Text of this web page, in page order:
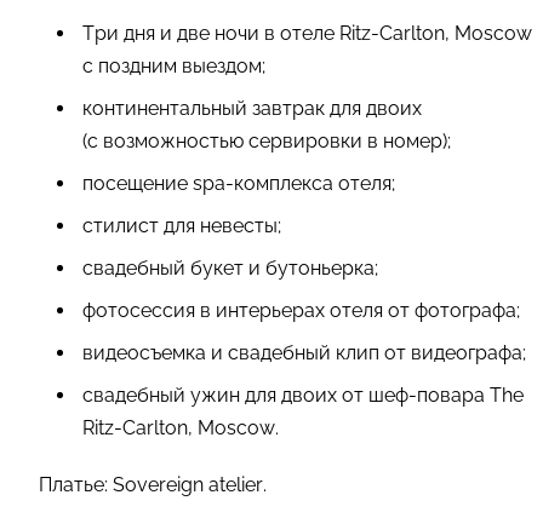
Три дня и две ночи в отеле Ritz-Carlton, Moscow
с поздним выездом;
континентальный завтрак для двоих
(с возможностью сервировки в номер);
посещение spa-комплекса отеля;
стилист для невесты;
свадебный букет и бутоньерка;
фотосессия в интерьерах отеля от фотографа;
видеосъемка и свадебный клип от видеографа;
свадебный ужин для двоих от шеф-повара The
Ritz-Carlton, Moscow.
Платье: Sovereign atelier.